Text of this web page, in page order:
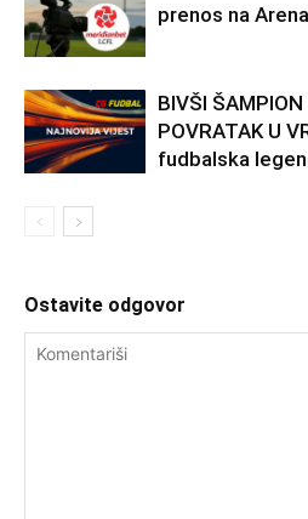
prenos na
BIVŠI ŠAMPION
POVRATAK U
fudbalska
Ostavite odgovor